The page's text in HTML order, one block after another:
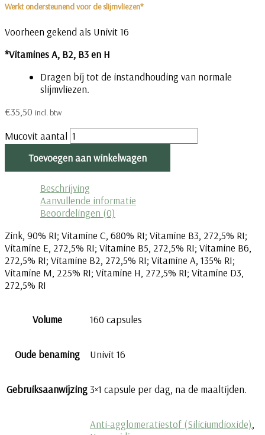
Werkt ondersteunend voor de slijmvliezen*
Voorheen gekend als Univit 16
*Vitamines A, B2, B3 en H
Dragen bij tot de instandhouding van normale
slijmvliezen.
€35,50 incl. btw
Mucovit aantal
Toevoegen aan winkelwagen
Beschrijving
Aanvullende informatie
Beoordelingen (0)
Zink, 90% RI; Vitamine C, 680% RI; Vitamine B3, 272,5% RI;
Vitamine E, 272,5% RI; Vitamine B5, 272,5% RI; Vitamine B6,
272,5% RI; Vitamine B2, 272,5% RI; Vitamine A, 135% RI;
Vitamine M, 225% RI; Vitamine H, 272,5% RI; Vitamine D3,
272,5% RI
Volume 160 capsules
Oude benaming Univit 16
Gebruiksaanwijzing3×1 capsule per dag, na de maaltijden.
Anti-agglomeratiestof (Siliciumdioxide),